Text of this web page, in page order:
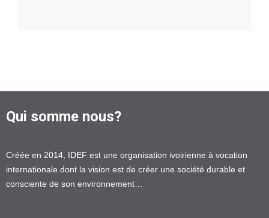
Qui somme nous?
Créée en 2014, IDEF est une organisation ivoirienne à vocation
internationale dont la vision est de créer une société durable et
consciente de son environnement…